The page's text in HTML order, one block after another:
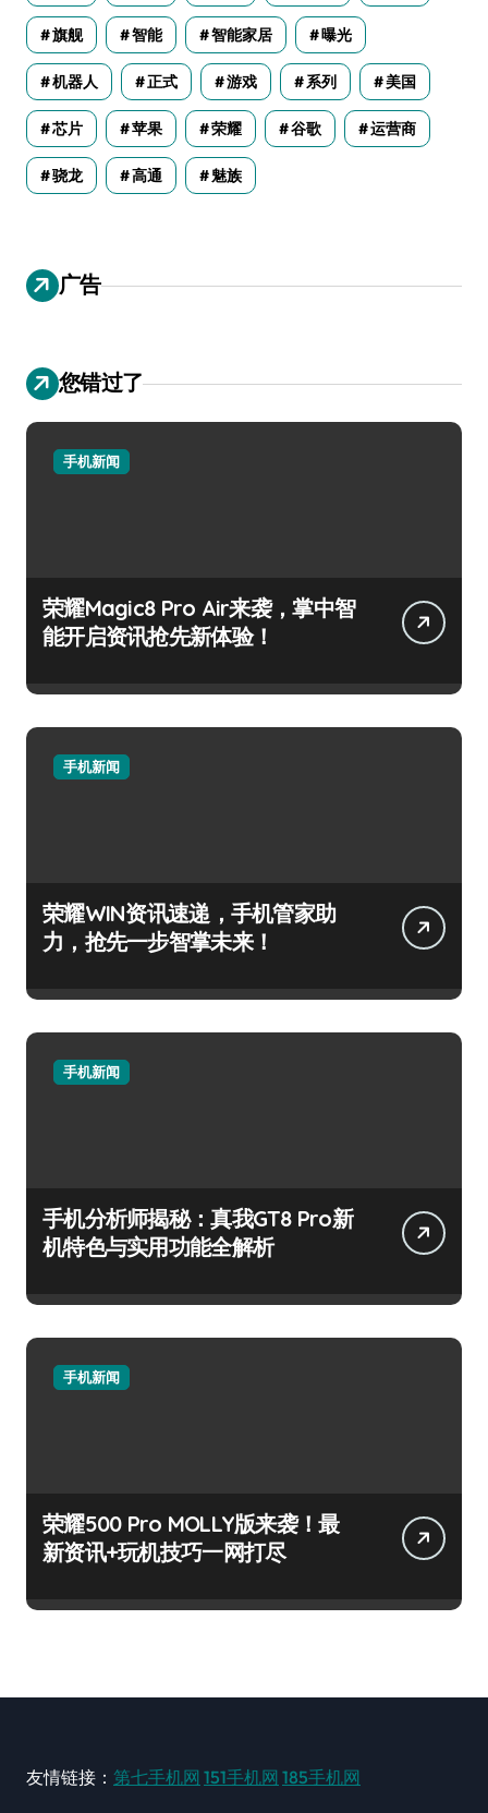
旗舰 智能 智能家居 曝光
机器人 正式 游戏 系列 美国
芯片 苹果 荣耀 谷歌 运营商
骁龙 高通 魅族
广告
您错过了
手机新闻
荣耀Magic8 Pro Air来袭，掌中智
能开启资讯抢先新体验！
手机新闻
荣耀WIN资讯速递，手机管家助
力，抢先一步智掌未来！
手机新闻
手机分析师揭秘：真我GT8 Pro新
机特色与实用功能全解析
手机新闻
荣耀500 Pro MOLLY版来袭！最
新资讯+玩机技巧一网打尽
友情链接： 第七手机网 151手机网 185手机网